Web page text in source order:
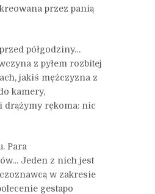
przez panią
półgodziny…
z pyłem rozbitej
jakiś mężczyzna z
kamery,
drążymy rękoma: nic
Para
Jeden z nich jest
w zakresie
gestapo